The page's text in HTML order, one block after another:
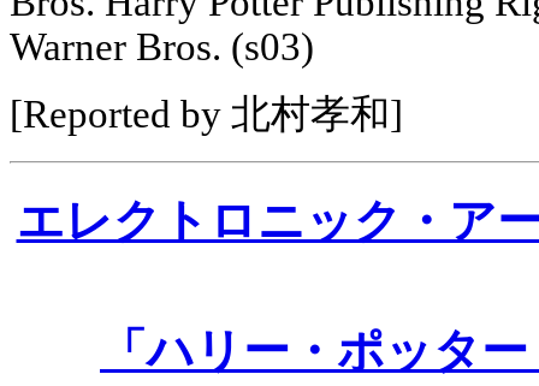
Warner Bros. (s03)
[Reported by 北村孝和]
エレクトロニック・ア
「ハリー・ポッタ